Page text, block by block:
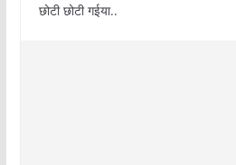
छोटी छोटी गईया..